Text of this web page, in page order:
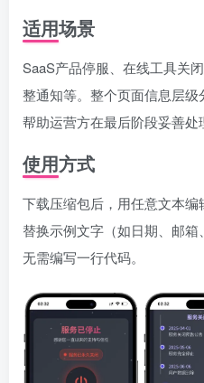
适用场景
SaaS产品停服、在线工具关
整通知等。整个页面信息层级
帮助运营方在最后阶段妥善处
使用方式
下载压缩包后，用任意文本编
替换示例文字（如日期、邮
无需编写一行代码。